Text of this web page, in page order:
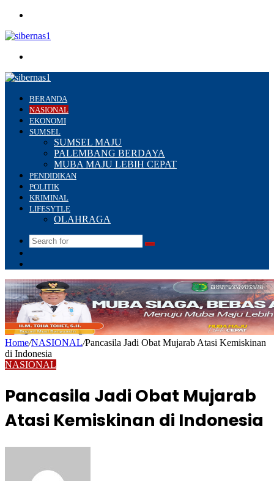
BERANDA
NASIONAL
EKONOMI
SUMSEL
SUMSEL MAJU
PALEMBANG BERDAYA
MUBA MAJU LEBIH CEPAT
PENDIDIKAN
POLITIK
KRIMINAL
LIFESYTLE
OLAHRAGA
Search
Home/NASIONAL/Pancasila Jadi Obat Mujarab Atasi Kemiskinan
di Indonesia
NASIONAL
Pancasila Jadi Obat Mujarab
Atasi Kemiskinan di Indonesia